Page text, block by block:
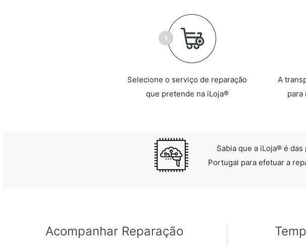
Selecione o serviço de reparação
que pretende na iLoja®
A
para
Sabia que a iLoja® é
Portugal para efetuar a
Acompanhar Reparação